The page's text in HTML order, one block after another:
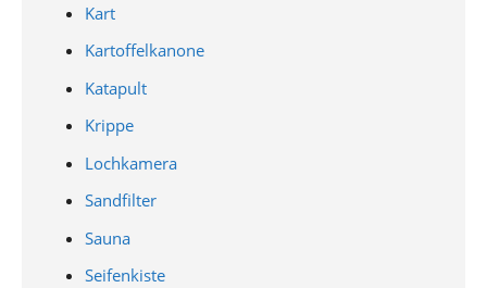
Kart
Kartoffelkanone
Katapult
Krippe
Lochkamera
Sandfilter
Sauna
Seifenkiste